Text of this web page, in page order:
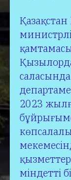
2023
міндетті